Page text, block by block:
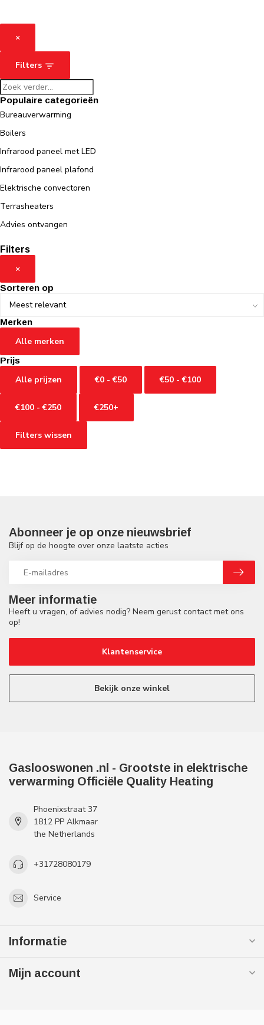
×
Filters
Populaire categorieën
Bureauverwarming
Boilers
Infrarood paneel met LED
Infrarood paneel plafond
Elektrische convectoren
Terrasheaters
Advies ontvangen
Filters
×
Sorteren op
Merken
Alle merken
Prijs
Alle prijzen €0 - €50 €50 - €100
€100 - €250 €250+
Filters wissen
Meer informatie
Heeft u vragen, of advies nodig? Neem gerust contact met ons
op!
Klantenservice
Bekijk onze winkel
Abonneer je op onze nieuwsbrief
Blijf op de hoogte over onze laatste acties
Gaslooswonen .nl - Grootste in elektrische
verwarming Officiële Quality Heating
Phoenixstraat 37
1812 PP Alkmaar
the Netherlands
+31728080179
Service
Informatie
Mijn account